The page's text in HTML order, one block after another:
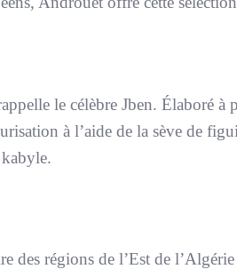
le célèbre Jben. Élaboré à
à l’aide de la sève de
des régions de l’Est de